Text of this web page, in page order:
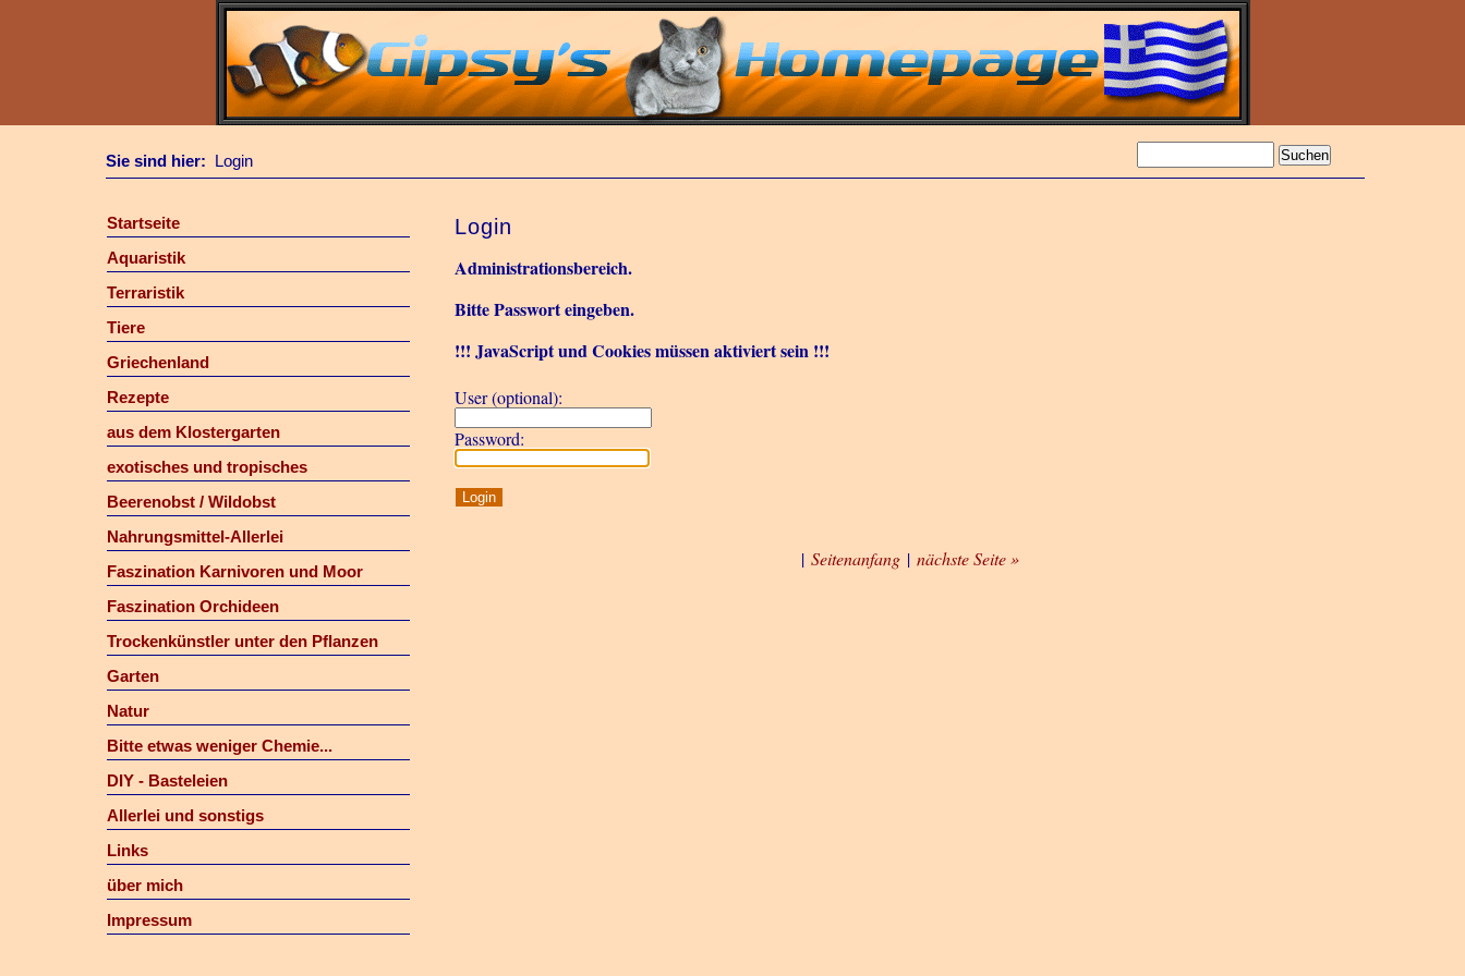
Sie sind hier: Login
Startseite
Aquaristik
Terraristik
Tiere
Griechenland
Rezepte
aus dem Klostergarten
exotisches und tropisches
Beerenobst / Wildobst
Nahrungsmittel-Allerlei
Faszination Karnivoren und Moor
Faszination Orchideen
Trockenkünstler unter den Pflanzen
Garten
Natur
Bitte etwas weniger Chemie...
DIY - Basteleien
Allerlei und sonstigs
Links
über mich
Impressum
Login
Administrationsbereich.
Bitte Passwort eingeben.
!!! JavaScript und Cookies müssen aktiviert sein !!!
User (optional):
Password:
| Seitenanfang | nächste Seite »